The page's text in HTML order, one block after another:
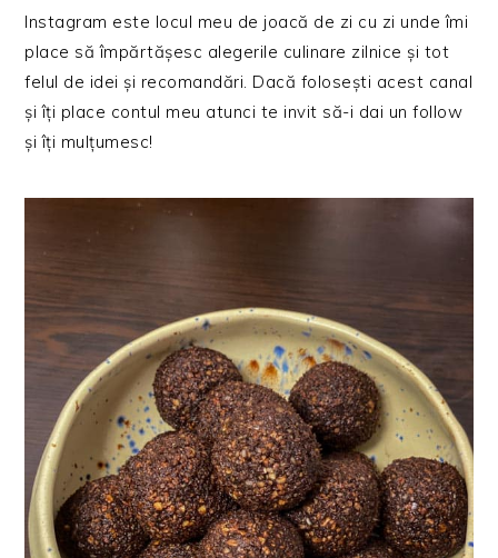
Instagram este locul meu de joacă de zi cu zi unde îmi
place să împărtășesc alegerile culinare zilnice și tot
felul de idei și recomandări. Dacă folosești acest canal
și îți place contul meu atunci te invit să-i dai un follow
și îți mulțumesc!